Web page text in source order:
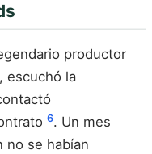
productor
escuchó la
6. Un mes
no se habían